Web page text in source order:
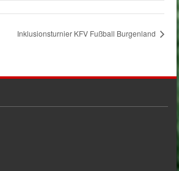
Inklusionsturnier KFV Fußball Burgenland